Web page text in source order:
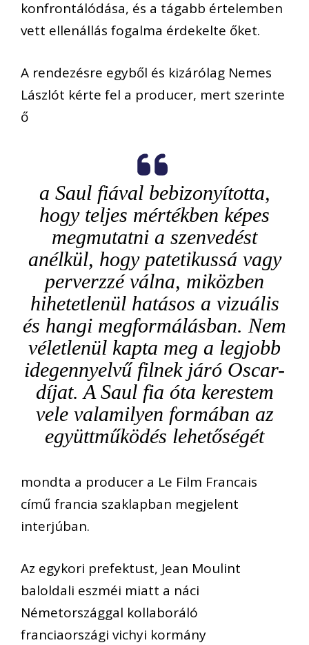
konfrontálódása, és a tágabb értelemben
vett ellenállás fogalma érdekelte őket.
A rendezésre egyből és kizárólag Nemes
Lászlót kérte fel a producer, mert szerinte
ő
a Saul fiával bebizonyította,
hogy teljes mértékben képes
megmutatni a szenvedést
anélkül, hogy patetikussá vagy
perverzzé válna, miközben
hihetetlenül hatásos a vizuális
és hangi megformálásban. Nem
véletlenül kapta meg a legjobb
idegennyelvű filnek járó Oscar-
díjat. A Saul fia óta kerestem
vele valamilyen formában az
együttműködés lehetőségét
mondta a producer a Le Film Francais
című francia szaklapban megjelent
interjúban.
Az egykori prefektust, Jean Moulint
baloldali eszméi miatt a náci
Németországgal kollaboráló
franciaországi vichyi kormány